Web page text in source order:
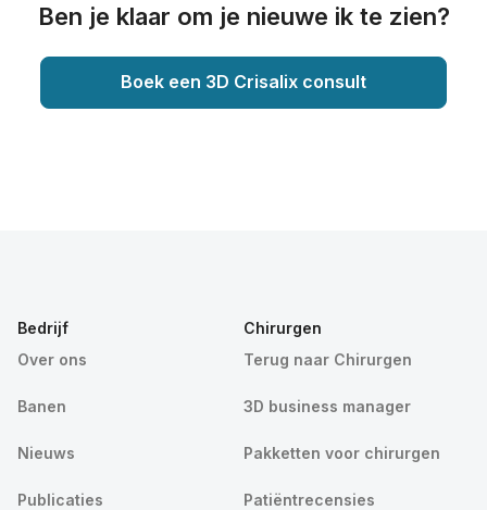
Ben je klaar om je nieuwe ik te zien?
Boek een 3D Crisalix consult
Bedrijf
Over ons
Banen
Nieuws
Publicaties
Chirurgen
Terug naar Chirurgen
3D business manager
Pakketten voor chirurgen
Patiëntrecensies